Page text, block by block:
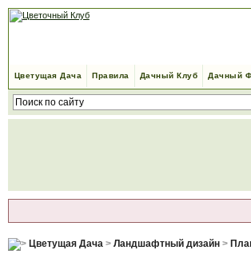
Цветущая Дача Правила Дачный Клуб Дачный
Цветущая Дача> Ландшафтный дизайн>